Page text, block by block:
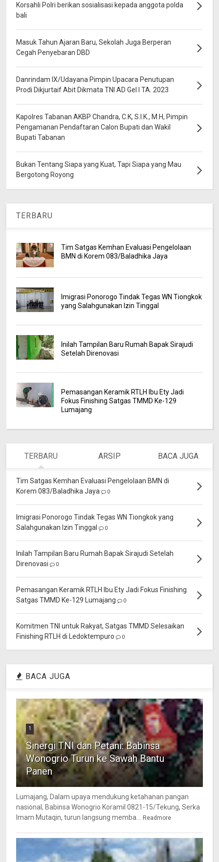
Korsahli Polri berikan sosialisasi kepada anggota polda
bali
Masuk Tahun Ajaran Baru, Sekolah Juga Berperan
Cegah Penyebaran DBD
Danrindam IX/Udayana Pimpin Upacara Penutupan
Prodi Dikjurtaif Abit Dikmata TNI AD Gel I TA. 2023
Kapolres Tabanan AKBP Chandra, C.K, S.I.K., M.H, Pimpin
Pengamanan Pendaftaran Calon Bupati dan Wakil
Bupati Tabanan
Bukan Tentang Siapa yang Kuat, Tapi Siapa yang Mau
Bergotong Royong
TERBARU
Tim Satgas Kemhan Evaluasi Pengelolaan
BMN di Korem 083/Baladhika Jaya
Imigrasi Ponorogo Tindak Tegas WN Tiongkok
yang Salahgunakan Izin Tinggal
Inilah Tampilan Baru Rumah Bapak Sirajudi
Setelah Direnovasi
Pemasangan Keramik RTLH Ibu Ety Jadi
Fokus Finishing Satgas TMMD Ke-129
Lumajang
TERBARU ARSIP BACA JUGA
Tim Satgas Kemhan Evaluasi Pengelolaan BMN di
Korem 083/Baladhika Jaya
0
Imigrasi Ponorogo Tindak Tegas WN Tiongkok yang
Salahgunakan Izin Tinggal
0
Inilah Tampilan Baru Rumah Bapak Sirajudi Setelah
Direnovasi
0
Pemasangan Keramik RTLH Ibu Ety Jadi Fokus Finishing
Satgas TMMD Ke-129 Lumajang
0
Komitmen TNI untuk Rakyat, Satgas TMMD Selesaikan
Finishing RTLH di Ledoktempuro
0
BACA JUGA
1
Sinergi TNI dan Petani: Babinsa
Wonogrio Turun ke Sawah Bantu
Panen
Lumajang, Dalam upaya mendukung ketahanan pangan
nasional, Babinsa Wonogrio Koramil 0821-15/Tekung, Serka
Imam Mutaqin, turun langsung memba...
Readmore